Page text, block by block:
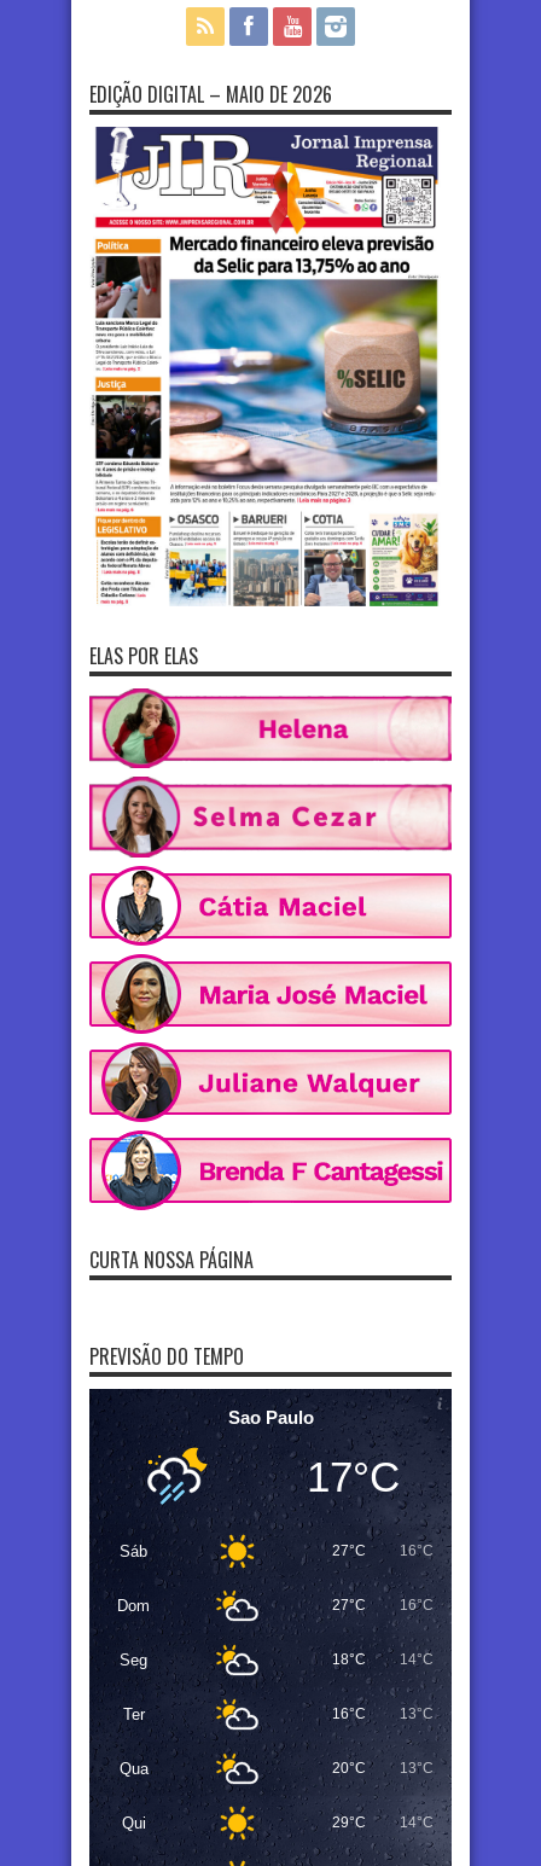
EDIÇÃO DIGITAL – MAIO DE 2026
ELAS POR ELAS
CURTA NOSSA PÁGINA
PREVISÃO DO TEMPO
Sao Paulo
17°C
Sáb 27°C 16°C
Dom 27°C 16°C
Seg 18°C 14°C
Ter 16°C 13°C
Qua 20°C 13°C
Qui 29°C 14°C